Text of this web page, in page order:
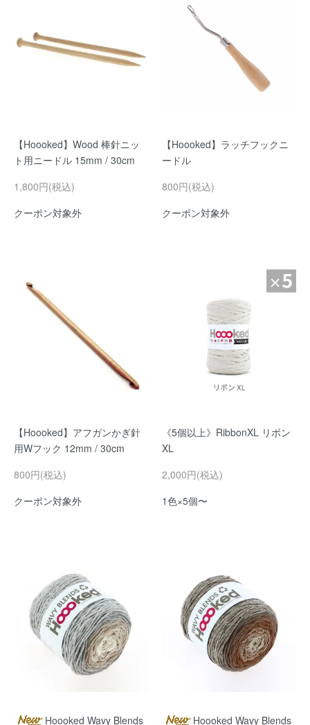
【Hoooked】Wood 棒針ニッ
ト用ニードル 15mm / 30cm
1,800円(税込)
クーポン対象外
【Hoooked】ラッチフックニ
ードル
800円(税込)
クーポン対象外
【Hoooked】アフガンかぎ針
用Wフック 12mm / 30cm
800円(税込)
クーポン対象外
《5個以上》RibbonXL リボン
XL
2,000円(税込)
1色×5個〜
Hoooked Wavy Blends
Hoooked Wavy Blends